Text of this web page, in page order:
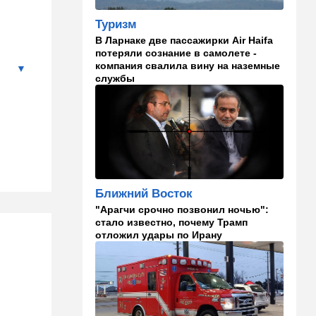
самолета угодил в ШАБАК
21:48 Израиль
"Сумасшедшие рулят
психбольницей": новое
назначение в ООН вызвало
критику
Мнения
О му…ках, шаббате и
конституции…
20:20 Израиль
Маленькая девочка утонула
в Ашкелоне
19:38 Выборы в Израиле
"Голосовать не за кого":
Эрдан и Эдельштейн
создали новую партию
18:42 В мире
Туризм
В Ларнаке две пассажирки Air Haifa
потеряли сознание в самолете -
компания свалила вину на наземные
службы
Ближний Восток
"Арагчи срочно позвонил ночью":
стало известно, почему Трамп
отложил удары по Ирану